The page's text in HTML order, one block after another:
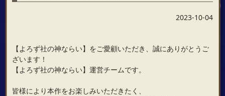
2023-10-04
【よろず社の神ならい】をご愛顧いただき、誠にありがとうご
ざいます！
【よろず社の神ならい】運営チームです。
皆様により本作をお楽しみいただきたく、